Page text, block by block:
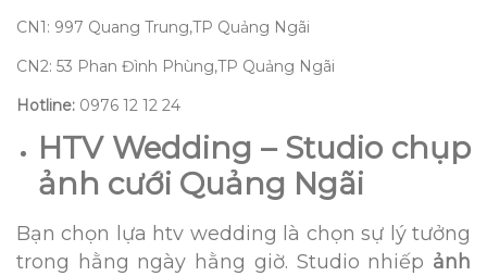
CN1: 997 Quang Trung,TP Quảng Ngãi
CN2: 53 Phan Đình Phùng,TP Quảng Ngãi
Hotline: 0976 12 12 24
HTV Wedding – Studio chụp
ảnh cưới Quảng Ngãi
Bạn chọn lựa htv wedding là chọn sự lý tưởng
trong hằng ngày hằng giờ. Studio nhiếp ảnh